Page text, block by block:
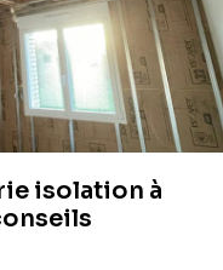
isolation à